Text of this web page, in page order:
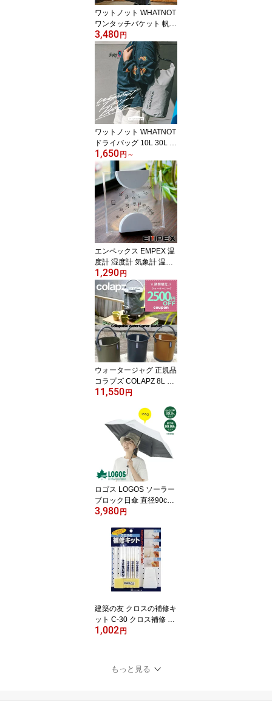
ワットノット WHATNOT
ワンタッチバケット 帆布
薪入れ 収納コンテナ ツ
ールボックス アウトドア
キャンプ DIY ギフト プ
レゼント バレンタイン
収納 バスケット 収納バ
ッグ 工具入れ 工具 ギア
収納 ブラック ベージュ
OB-03-SB OB-03-BK 49
62308012252 49623080
12986
3,480 円
ワットノット WHATNOT
ドライバッグ 10L 30L 防
水バッグ バッグ リュッ
クサック リュック 防水
グレー 2way ラフティン
グ 釣り フィッシング 水
泳 キャンプ スイミング
バッグ 海水浴 防災 メン
ズ ユニセックス スポー
ツ おしゃれ かっこいい
ギフト プレゼント DB-0
1-GY-30
1,650 円 ～
エンペックス EMPEX 温
度計 湿度計 気象計 温湿
度計 エルム温・湿度計
エルム 置き掛け兼用 壁
掛け 置き型 卓上用 四角
正方形 透明 おしゃれ 人
気 アナログ 電池不要 日
本製 クリア LV-4901 496
1386490105
1,290 円
ウォータージャグ 正規品
コラプズ COLAPZ 8L 2in
1 Water Carrier&Bucket
ツ ウォータータンク タ
ンク キャリアー オリー
ブ グレー タン キャンプ
アウトドア レジャー ウ
ォーターディスペンサー
SORC-001 人気 おしゃ
れ ギフト プレゼント
11,550 円
ロゴス LOGOS ソーラー
ブロック日傘 直径90cm
日傘 傘 かさ 折り畳み 折
折り畳み傘 コンパクト U
V 遮光 長傘 メ晴雨兼用
ゴルフ スポーツ観戦 レ
ジャー UVカット 釣り 熱
中症対策 敬老の日 ギフ
ト プレゼント 81336745
3,980 円
建築の友 クロスの補修キ
ット C-30 クロス補修 壁
紙補修 クロス 補修 修繕
1,002 円
もっと見る